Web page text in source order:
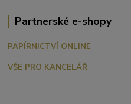
Partnerské e-shopy
PAPÍRNICTVÍ ONLINE
VŠE PRO KANCELÁŘ